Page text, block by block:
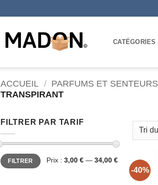
CATÉGORIES
ACCUEIL / PARFUMS ET SENTEURS
TRANSPIRANT
FILTRER PAR TARIF
Prix
min
Prix
maxFILTRER Prix : 3,00 € — 34,00 €
-40%